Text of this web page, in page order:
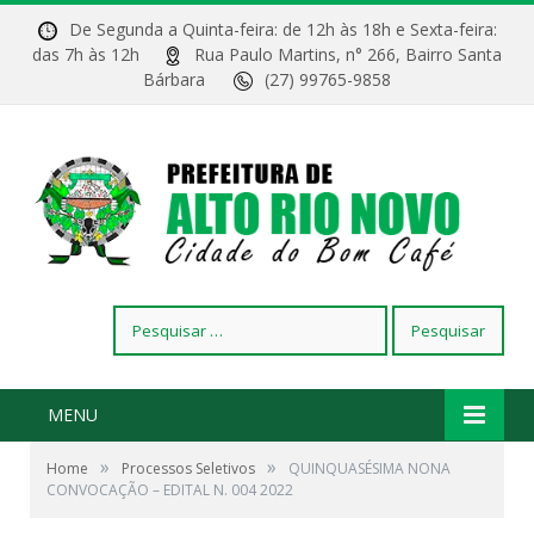
De Segunda a Quinta-feira: de 12h às 18h e Sexta-feira:
das 7h às 12h
Rua Paulo Martins, n° 266, Bairro Santa
Bárbara
(27) 99765-9858
por:
MENU
Home » Processos Seletivos »
QUINQUASÉSIMA NONA
CONVOCAÇÃO – EDITAL N. 004 2022